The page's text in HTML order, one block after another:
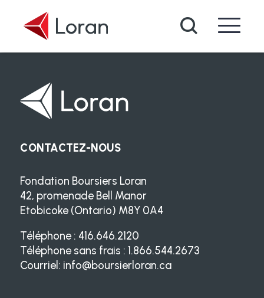
Recherche
CONTACTEZ-NOUS
Fondation Boursiers Loran
42, promenade Bell Manor
Etobicoke (Ontario) M8Y 0A4
Téléphone : 416.646.2120
Téléphone sans frais : 1.866.544.2673
Courriel: info@boursierloran.ca